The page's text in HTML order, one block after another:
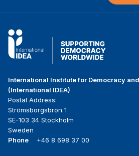
International Institute for Democracy
(International IDEA)
Postal Address:
Strömsborgsbron 1
SE-103 34 Stockholm
Sweden
Phone
+46 8 698 37 00